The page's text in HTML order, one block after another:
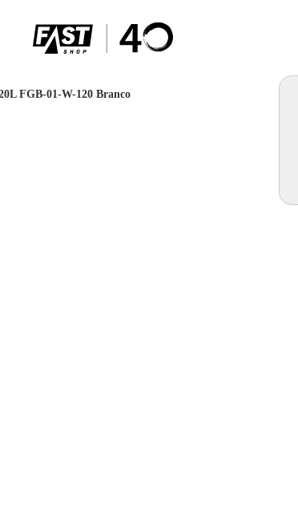
FGB-01-W-120 Branco